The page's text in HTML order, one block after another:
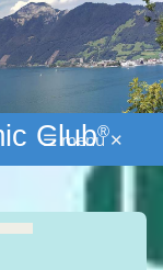
Club®
☰ menu ✕